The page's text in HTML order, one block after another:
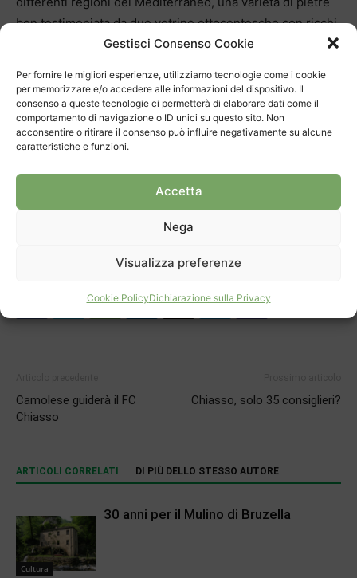
Gestisci Consenso Cookie
Per fornire le migliori esperienze, utilizziamo tecnologie come i cookie
per memorizzare e/o accedere alle informazioni del dispositivo. Il
consenso a queste tecnologie ci permetterà di elaborare dati come il
comportamento di navigazione o ID unici su questo sito. Non
acconsentire o ritirare il consenso può influire negativamente su alcune
caratteristiche e funzioni.
Accetta
Nega
Visualizza preferenze
Cookie PolicyDichiarazione sulla Privacy
ben testimoniata da due vetrine ottocentesche con ricchi
campionari di esemplari lapidei.
tecniche di Dario Del Bufalo, Andrea Bignasca, Esaù
Dozio, Thomas Lochman e Laurent Gorgerat, e
un’intervista alla collezionista Paola Santarelli a cura di
Simone Soldini.
Camolese guiderà il FC
Chiasso
Chiasso, solo 35 consiglieri?
ARTICOLI CORRELATI DI PIÙ DELLO STESSO AUTORE
Cultura
30 anni per il Mulino di Bruzella